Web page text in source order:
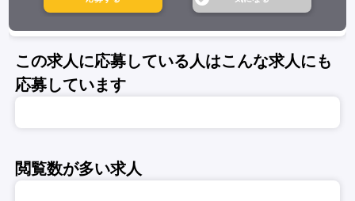
この求人に応募している人はこんな求人にも
応募しています
閲覧数が多い求人